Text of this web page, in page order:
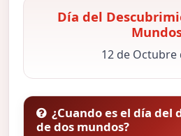
Día del
12 de Octubre
¿Cuando es el día
de dos mundos?